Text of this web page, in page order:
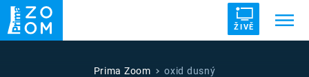
ŽIVĚ
UFO DRUHÁ SVĚTOVÁ VÁLKA
Prima Zoom oxid dusný